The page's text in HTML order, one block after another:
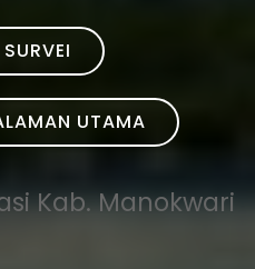
UTAMA
Kab. Manokwari